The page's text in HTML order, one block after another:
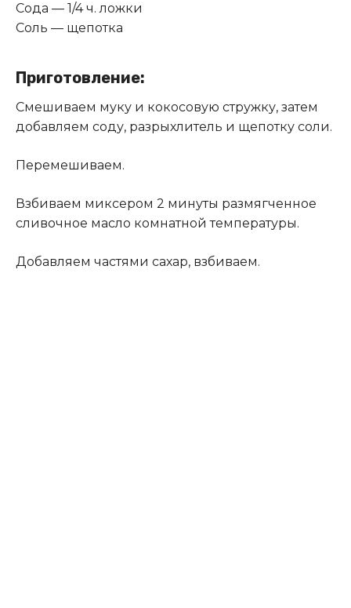
Сода — 1/4 ч. ложки
Соль — щепотка
Приготовление:
Смешиваем муку и кокосовую стружку, затем
добавляем соду, разрыхлитель и щепотку соли.
Перемешиваем.
Взбиваем миксером 2 минуты размягченное
сливочное масло комнатной температуры.
Добавляем частями сахар, взбиваем.